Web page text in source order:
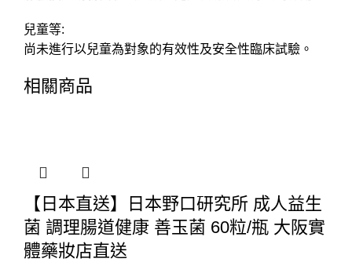
兒童等:
尚未進行以兒童為對象的有效性及安全性臨床試驗。
相關商品
【日本直送】日本野口研究所 成人益生
菌 調理腸道健康 善玉菌 60粒/瓶 大阪實
體藥妝店直送